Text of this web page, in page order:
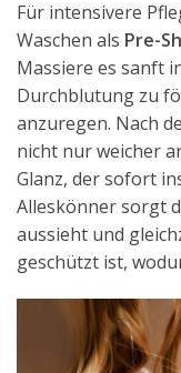
Für intensivere
Waschen als Pre-
Massiere es sanft
Durchblutung zu
anzuregen. Nach
nicht nur weicher
Glanz, der sofort
Alleskönner sorgt
aussieht und
geschützt ist,